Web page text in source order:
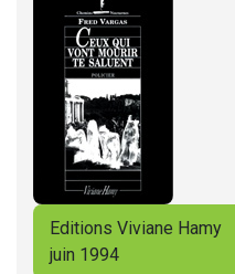
Editions Viviane Hamy
juin 1994